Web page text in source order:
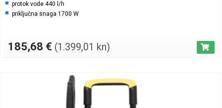
protok vode 440 l/h
priključna snaga 1700 W
185,68 € (1.399,01 kn)